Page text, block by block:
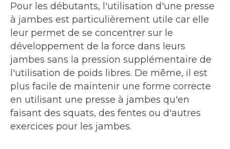
Pour les débutants, l'utilisation d'une presse
à jambes est particulièrement utile car elle
leur permet de se concentrer sur le
développement de la force dans leurs
jambes sans la pression supplémentaire de
l'utilisation de poids libres. De même, il est
plus facile de maintenir une forme correcte
en utilisant une presse à jambes qu'en
faisant des squats, des fentes ou d'autres
exercices pour les jambes.